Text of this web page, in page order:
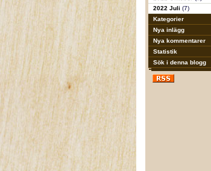
2022 Juli (7)
Kategorier
Nya inlägg
Nya kommentarer
Statistik
Sök i denna blogg